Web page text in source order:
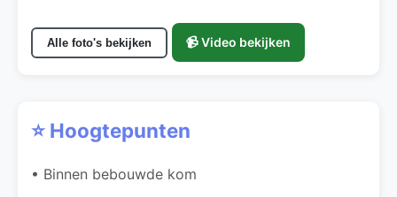
Alle foto's bekijken 📹 Video bekijken
⭐ Hoogtepunten
• Binnen bebouwde kom